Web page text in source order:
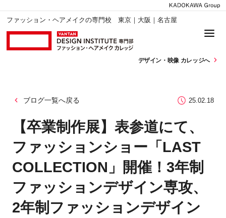
ファッション・ヘアメイクの専門校 東京｜大阪｜名古屋
デザイン・ 映像 カレッジへ
ブログ一覧へ戻る 25.02.18
【卒業制作展】表参道にて、
ファッションショー「LAST
COLLECTION」開催！3年制
ファッションデザイン専攻、
2年制ファッションデザイン